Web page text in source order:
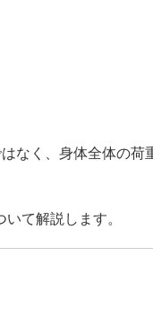
なく、身体全体の荷
て解説します。